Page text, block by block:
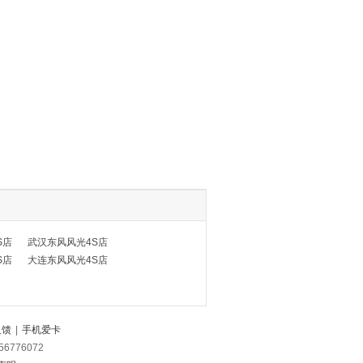
店
武汉东风风光4S店
店
大连东风风光4S店
| 手机爱卡